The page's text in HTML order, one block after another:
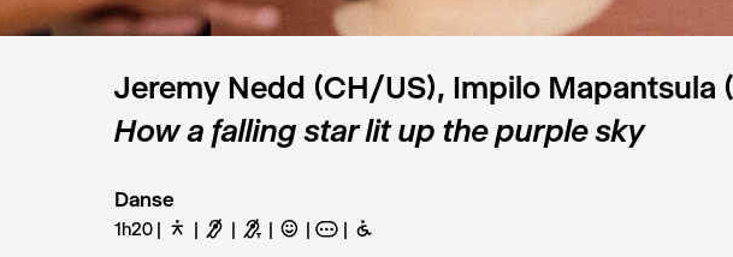
Jeremy Nedd (CH/US), Impilo Mapantsula
How a falling star lit up the purple sky
Danse
1h20 D F G C A B